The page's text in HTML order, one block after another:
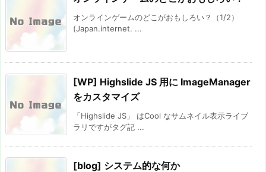
オンラインゲームのどこがおもしろい？（1/2）
(Japan.internet. ...
[WP] Highslide JS 用に ImageManager
をカスタマイズ
「Highslide JS」 はCool なサムネイル表示ライブ
ラリですがタグ記 ...
[blog] システム的な何か